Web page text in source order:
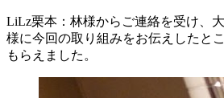
LiLz栗本：林様からご連絡を受け、
様に今回の取り組みをお伝えしたと
もらえました。